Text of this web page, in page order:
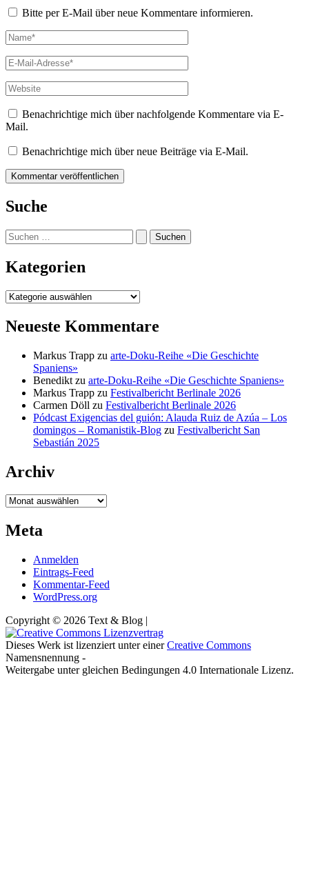
Bitte per E-Mail über neue Kommentare informieren.
Name*
E-
Mail-
Adresse*
Website
Benachrichtige mich über nachfolgende Kommentare via E-
Mail.
Benachrichtige mich über neue Beiträge via E-Mail.
Suche
Suchen
nach:
Kategorien
Kategorien
Neueste Kommentare
Markus Trapp zu arte-Doku-Reihe «Die Geschichte
Spaniens»
Benedikt zu arte-Doku-Reihe «Die Geschichte Spaniens»
Markus Trapp zu Festivalbericht Berlinale 2026
Carmen Döll zu Festivalbericht Berlinale 2026
Pódcast Exigencias del guión: Alauda Ruiz de Azúa – Los
domingos – Romanistik-Blog zu Festivalbericht San
Sebastián 2025
Archiv
Archiv
Meta
Anmelden
Eintrags-Feed
Kommentar-Feed
WordPress.org
Copyright © 2026 Text & Blog |
Dieses Werk ist lizenziert unter einerCreative Commons
Namensnennung -
Weitergabe unter gleichen Bedingungen 4.0 Internationale Lizenz.